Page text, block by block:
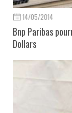
14/05/2014
Bnp Paribas
Dollars